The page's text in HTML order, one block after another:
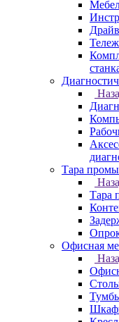
Тара
Тара
Офисная